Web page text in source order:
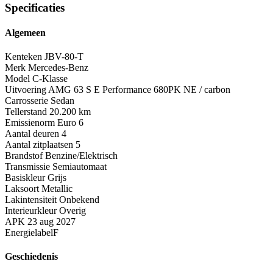
Specificaties
Algemeen
Kenteken JBV-80-T
Merk Mercedes-Benz
Model C-Klasse
Uitvoering AMG 63 S E Performance 680PK NE / carbon
Carrosserie Sedan
Tellerstand 20.200 km
Emissienorm Euro 6
Aantal deuren 4
Aantal zitplaatsen 5
Brandstof Benzine/Elektrisch
Transmissie Semiautomaat
Basiskleur Grijs
Laksoort Metallic
Lakintensiteit Onbekend
Interieurkleur Overig
APK 23 aug 2027
EnergielabelF
Geschiedenis